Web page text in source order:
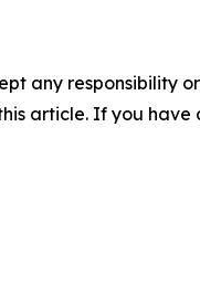
any responsibility
article. If you have